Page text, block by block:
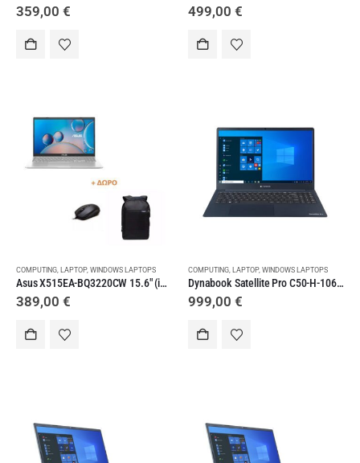
359,00 € 499,00 €
COMPUTING LAPTOP, WINDOWS LAPTOPS
Asus X515EA-BQ3220CW 15.6″ (i3-1115G4/8GB/512GB SSD/W11 Home) Laptop + Mouse + Backpack
389,00 €
COMPUTING LAPTOP, WINDOWS LAPTOPS
Dynabook Satellite Pro C50-H-106 (i7-1065G7/ 16 GB/ 512 GB SSD/ W10P) Laptop
999,00 €